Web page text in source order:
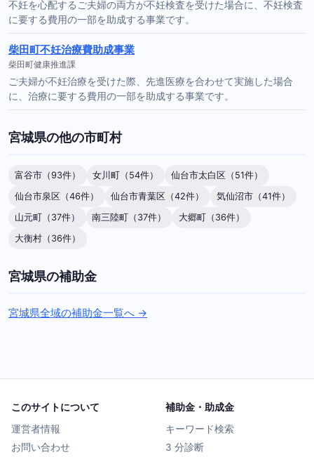
不妊を心配するご夫婦の両方が不妊検査を受けた場合に、不妊検査
に要する費用の一部を助成する事業です。
柴田町不妊治療費助成事業
柴田町健康推進課
ご夫婦が不妊治療を受けた際、先進医療を合わせて実施した場合
に、治療に要する費用の一部を助成する事業です。
宮城県の他の市町村
富谷市（93件） 女川町（54件）
仙台市太白区（51件）
仙台市泉区（46件）
仙台市青葉区（42件）
気仙沼市（41件）
山元町（37件）
南三陸町（37件）
大郷町（36件）
大衡村（36件）
宮城県の補助金
宮城県全域の補助金一覧へ →
このサイトについて
運営者情報
お問い合わせ
補助金・助成金
キーワード検索
3 分診断